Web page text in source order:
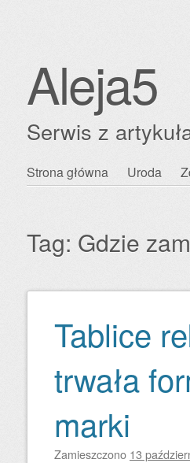
Aleja5
Serwis z
Przejdź
Strona główna Uroda
Tag: Gdzie
Zobacz wpisy
Tablice
trwała
marki
Zamieszczono 13